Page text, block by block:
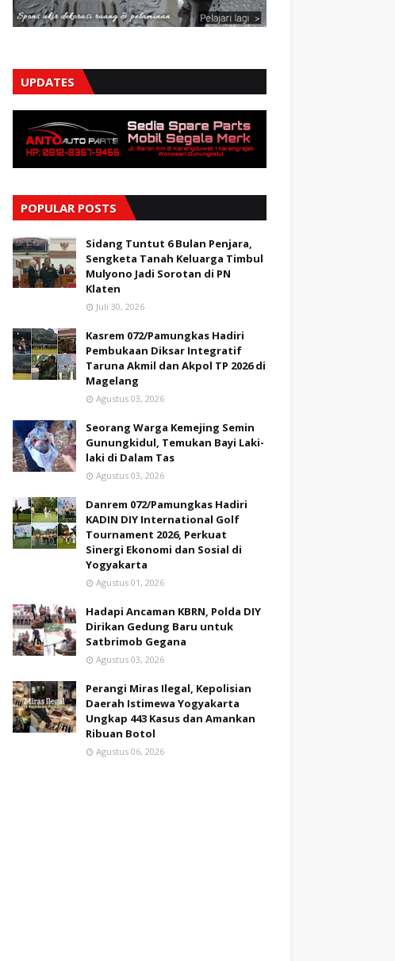
UPDATES
POPULAR POSTS
Sidang Tuntut 6 Bulan Penjara,
Sengketa Tanah Keluarga Timbul
Mulyono Jadi Sorotan di PN
Klaten
Juli 30, 2026
Kasrem 072/Pamungkas Hadiri
Pembukaan Diksar Integratif
Taruna Akmil dan Akpol TP 2026 di
Magelang
Agustus 03, 2026
Seorang Warga Kemejing Semin
Gunungkidul, Temukan Bayi Laki-
laki di Dalam Tas
Agustus 03, 2026
Danrem 072/Pamungkas Hadiri
KADIN DIY International Golf
Tournament 2026, Perkuat
Sinergi Ekonomi dan Sosial di
Yogyakarta
Agustus 01, 2026
Hadapi Ancaman KBRN, Polda DIY
Dirikan Gedung Baru untuk
Satbrimob Gegana
Agustus 03, 2026
Perangi Miras Ilegal, Kepolisian
Daerah Istimewa Yogyakarta
Ungkap 443 Kasus dan Amankan
Ribuan Botol
Agustus 06, 2026